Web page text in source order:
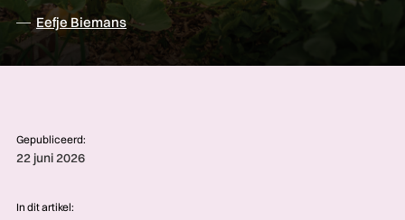
Eefje Biemans
Gepubliceerd:
22 juni 2026
In dit artikel: